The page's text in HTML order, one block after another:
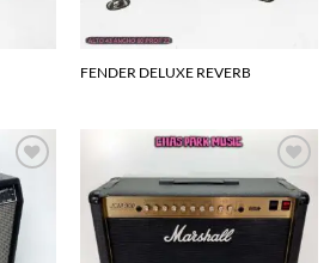
FENDER DELUXE REVERB
Agregar
a la
lista de
deseos
Agregar
a la
lista de
deseos